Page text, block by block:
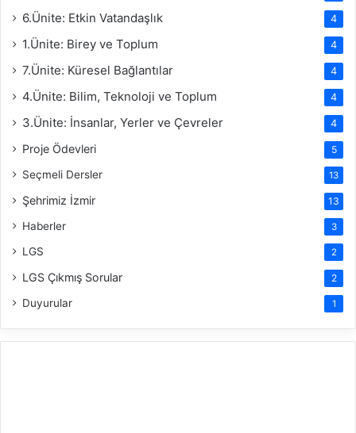
6.Ünite: Etkin Vatandaşlık 4
1.Ünite: Birey ve Toplum 4
7.Ünite: Küresel Bağlantılar 4
4.Ünite: Bilim, Teknoloji ve Toplum 4
3.Ünite: İnsanlar, Yerler ve Çevreler 4
Proje Ödevleri 5
Seçmeli Dersler 13
Şehrimiz İzmir 13
Haberler 3
LGS 2
LGS Çıkmış Sorular 2
Duyurular 1